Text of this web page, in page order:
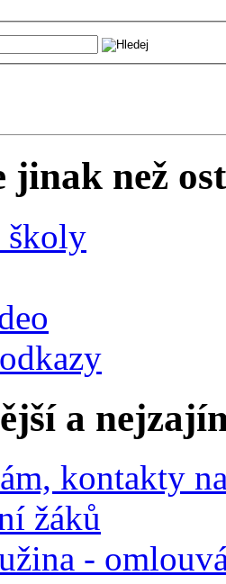
jinak než
školy
a
kontakty
žáků
-